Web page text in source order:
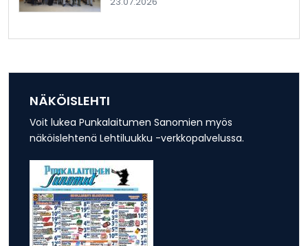
NÄKÖISLEHTI
Voit lukea Punkalaitumen Sanomien myös
näköislehtenä Lehtiluukku -verkkopalvelussa.